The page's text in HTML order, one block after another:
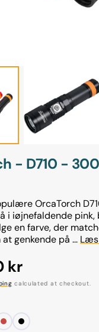
- D710 -
OrcaTorch
i iøjnefaldende pink,
en farve, der
genkende på ...
kr
calculated at checkout.
Rød Sort